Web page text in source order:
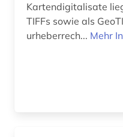
Kartendigitalisate
TIFFs sowie als
urheberrech... Mehr